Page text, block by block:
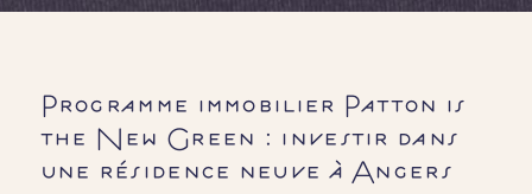
Programme immobilier Patton is
the New Green : investir dans
une résidence neuve à Angers